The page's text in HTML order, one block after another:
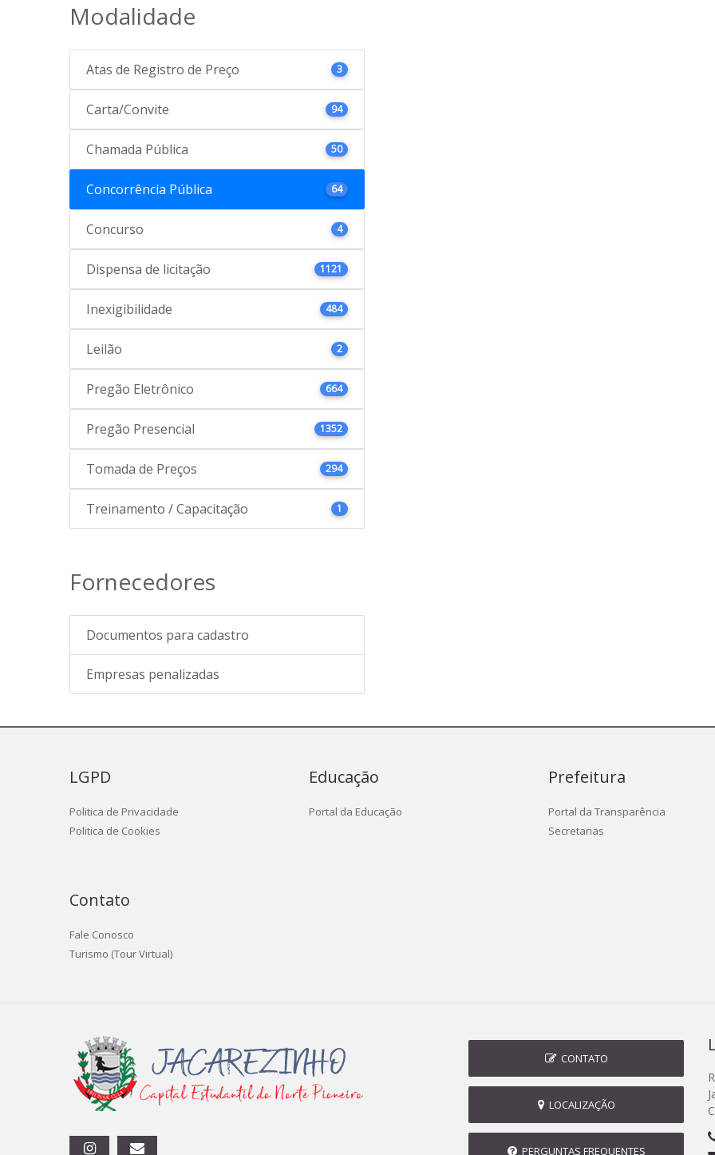
Modalidade
Atas de Registro de Preço 3
Carta/Convite 94
Chamada Pública 50
Concorrência Pública 64
Concurso 4
Dispensa de licitação 1121
Inexigibilidade 484
Leilão 2
Pregão Eletrônico 664
Pregão Presencial 1352
Tomada de Preços 294
Treinamento / Capacitação 1
Fornecedores
Documentos para cadastro
Empresas penalizadas
LGPD
Politica de Privacidade
Politica de Cookies
Educação
Portal da Educação
Prefeitura
Portal da Transparência
Secretarias
Contato
Fale Conosco
Turismo (Tour Virtual)
CONTATO
LOCALIZAÇÃO
PERGUNTAS FREQUENTES